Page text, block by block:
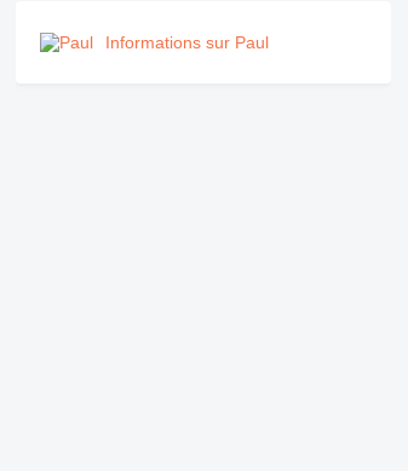
Informations sur Paul